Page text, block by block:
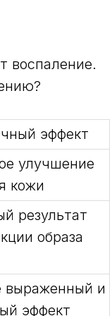
воспаление.
эффект
улучшение
кожи
результат
образа
выраженный и
эффект